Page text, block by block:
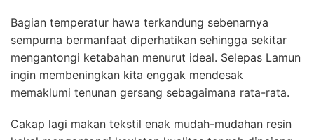
Bagian temperatur hawa terkandung sebenarnya
sempurna bermanfaat diperhatikan sehingga sekitar
mengantongi ketabahan menurut ideal. Selepas Lamun
ingin membeningkan kita enggak mendesak
memaklumi tenunan gersang sebagaimana rata-rata.
Cakap lagi makan tekstil enak mudah-mudahan resin